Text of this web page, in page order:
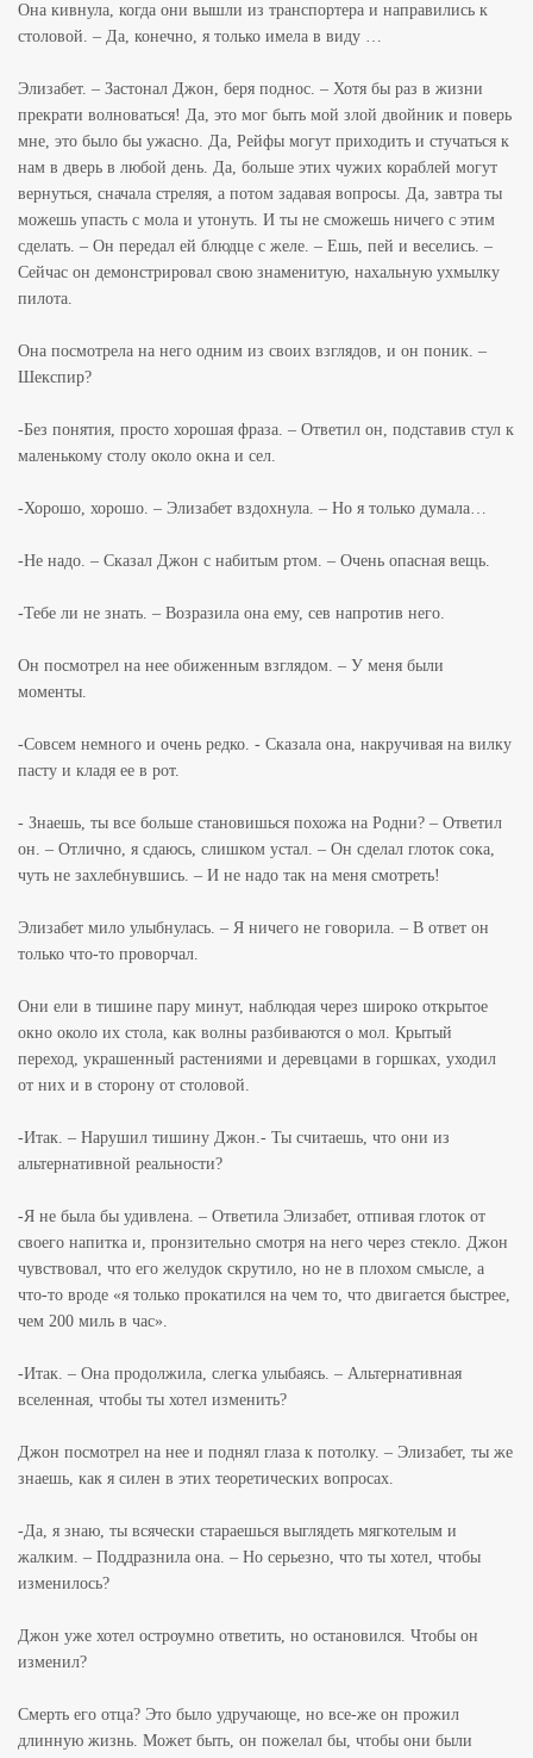
Она кивнула, когда они вышли из транспортера и направились к
столовой. – Да, конечно, я только имела в виду …
Элизабет. – Застонал Джон, беря поднос. – Хотя бы раз в жизни
прекрати волноваться! Да, это мог быть мой злой двойник и поверь
мне, это было бы ужасно. Да, Рейфы могут приходить и стучаться к
нам в дверь в любой день. Да, больше этих чужих кораблей могут
вернуться, сначала стреляя, а потом задавая вопросы. Да, завтра ты
можешь упасть с мола и утонуть. И ты не сможешь ничего с этим
сделать. – Он передал ей блюдце с желе. – Ешь, пей и веселись. –
Сейчас он демонстрировал свою знаменитую, нахальную ухмылку
пилота.
Она посмотрела на него одним из своих взглядов, и он поник. –
Шекспир?
-Без понятия, просто хорошая фраза. – Ответил он, подставив стул к
маленькому столу около окна и сел.
-Хорошо, хорошо. – Элизабет вздохнула. – Но я только думала…
-Не надо. – Сказал Джон с набитым ртом. – Очень опасная вещь.
-Тебе ли не знать. – Возразила она ему, сев напротив него.
Он посмотрел на нее обиженным взглядом. – У меня были
моменты.
-Совсем немного и очень редко. - Сказала она, накручивая на вилку
пасту и кладя ее в рот.
- Знаешь, ты все больше становишься похожа на Родни? – Ответил
он. – Отлично, я сдаюсь, слишком устал. – Он сделал глоток сока,
чуть не захлебнувшись. – И не надо так на меня смотреть!
Элизабет мило улыбнулась. – Я ничего не говорила. – В ответ он
только что-то проворчал.
Они ели в тишине пару минут, наблюдая через широко открытое
окно около их стола, как волны разбиваются о мол. Крытый
переход, украшенный растениями и деревцами в горшках, уходил
от них и в сторону от столовой.
-Итак. – Нарушил тишину Джон.- Ты считаешь, что они из
альтернативной реальности?
-Я не была бы удивлена. – Ответила Элизабет, отпивая глоток от
своего напитка и, пронзительно смотря на него через стекло. Джон
чувствовал, что его желудок скрутило, но не в плохом смысле, а
что-то вроде «я только прокатился на чем то, что двигается быстрее,
чем 200 миль в час».
-Итак. – Она продолжила, слегка улыбаясь. – Альтернативная
вселенная, чтобы ты хотел изменить?
Джон посмотрел на нее и поднял глаза к потолку. – Элизабет, ты же
знаешь, как я силен в этих теоретических вопросах.
-Да, я знаю, ты всячески стараешься выглядеть мягкотелым и
жалким. – Поддразнила она. – Но серьезно, что ты хотел, чтобы
изменилось?
Джон уже хотел остроумно ответить, но остановился. Чтобы он
изменил?
Смерть его отца? Это было удручающе, но все-же он прожил
длинную жизнь. Может быть, он пожелал бы, чтобы они были